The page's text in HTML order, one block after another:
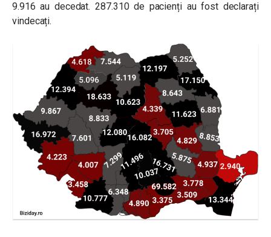
9.916 au decedat. 287.310 de pacienți au fost declarați
vindecați.